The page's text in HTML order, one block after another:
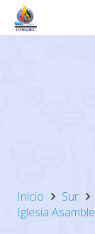
Inicio Sur
Iglesia